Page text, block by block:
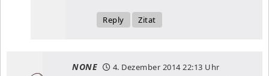
Reply Zitat
NONE 4. Dezember 201422:13 Uhr